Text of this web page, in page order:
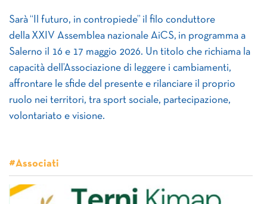
Sarà “Il futuro, in contropiede” il filo conduttore
della XXIV Assemblea nazionale AiCS, in programma a
Salerno il 16 e 17 maggio 2026. Un titolo che richiama la
capacità dell’Associazione di leggere i cambiamenti,
affrontare le sfide del presente e rilanciare il proprio
ruolo nei territori, tra sport sociale, partecipazione,
volontariato e visione.
#Associati